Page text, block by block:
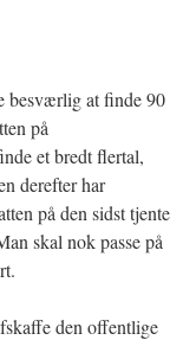
besværlig at finde 90
på
et bredt flertal,
derefter har
på den sidst tjente
skal nok passe på
den offentlige